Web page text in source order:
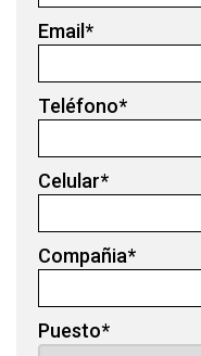
Email*
Teléfono*
Celular*
Compañia*
Puesto*